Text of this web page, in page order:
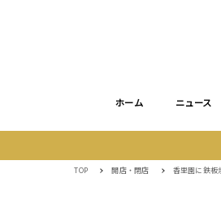
ホーム ニュース
TOP 開店・閉店 香里園に鉄板